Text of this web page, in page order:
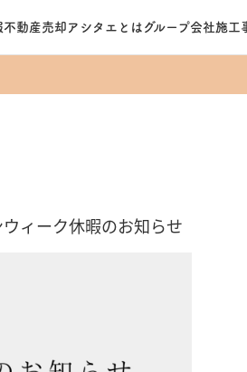
不動産売却 アシタエとは グループ会社施工
ィーク休暇のお知らせ